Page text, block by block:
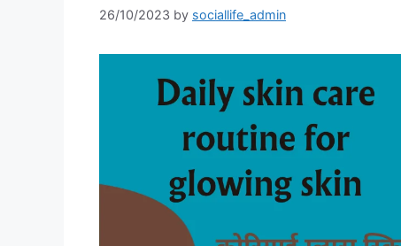
26/10/2023 by sociallife_admin